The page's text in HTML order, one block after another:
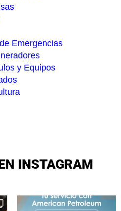
Emergencias
y Equipos
INSTAGRAM